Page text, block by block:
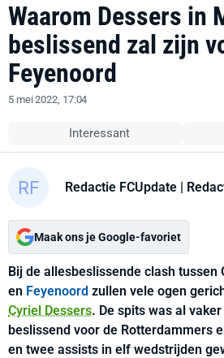
Waarom Dessers in
beslissend zal zijn
Feyenoord
5 mei 2022, 17:04
Interessant
Redactie FCUpdate |
Maak ons je Google-favoriet
Bij de allesbeslissende clash tussen
en Feyenoord zullen vele ogen
Cyriel Dessers. De spits was al
beslissend voor de Rotterdammers
en twee assists in elf wedstrijden